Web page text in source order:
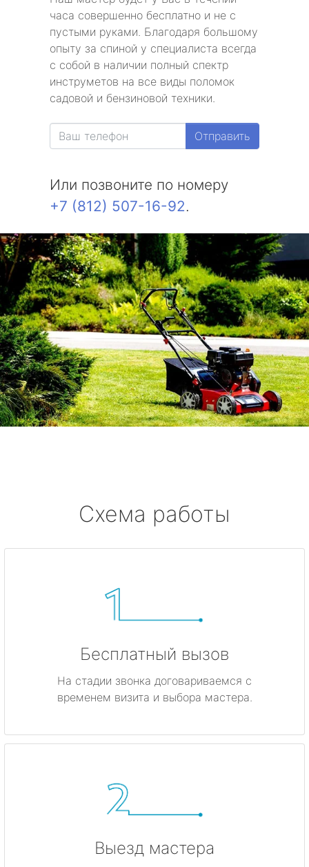
часа совершенно бесплатно и не с
пустыми руками. Благодаря большому
опыту за спиной у специалиста всегда
с собой в наличии полный спектр
инструметов на все виды поломок
садовой и бензиновой техники.
Отправить
Или позвоните по номеру
+7 (812) 507-16-92.
Схема работы
Бесплатный вызов
На стадии звонка договариваемся с
временем визита и выбора мастера.
Выезд мастера